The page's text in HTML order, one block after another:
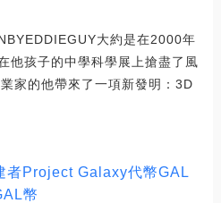
大約是在2000年
他孩子的中學科學展上搶盡了風
家的他帶來了一項新發明：3D
者Project Galaxy代幣GAL
幣